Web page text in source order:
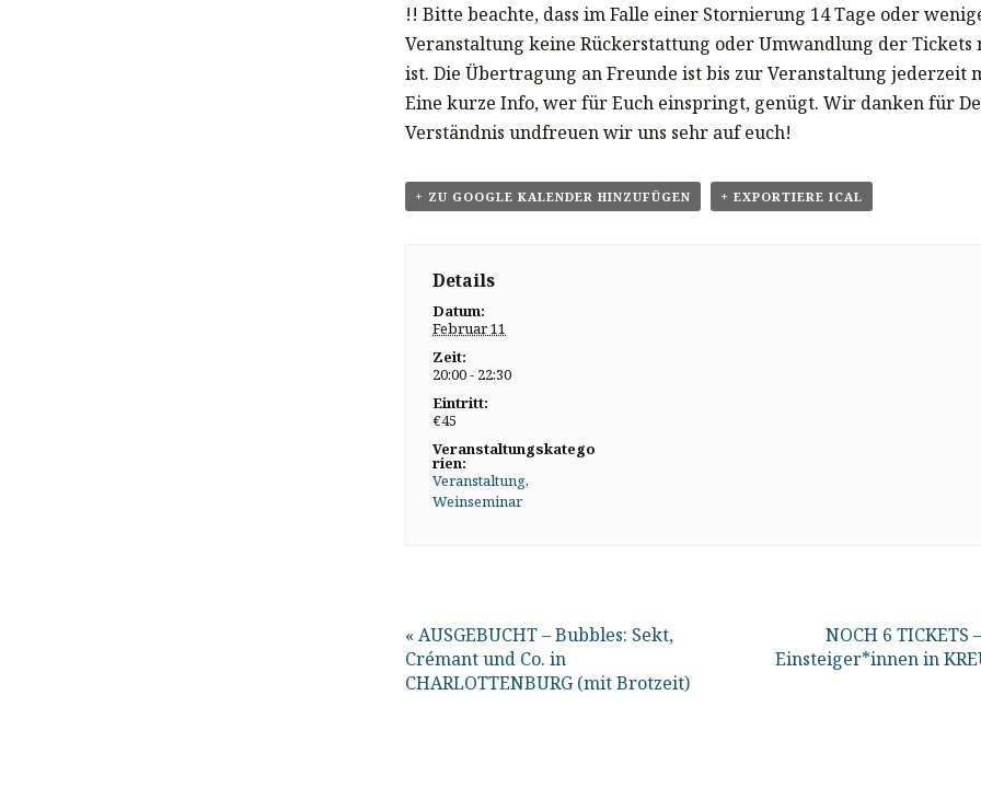
!! Bitte beachte, dass im Falle einer Stornierung 14 Tage oder
Veranstaltung keine Rückerstattung oder Umwandlung der Tickets
ist. Die Übertragung an Freunde ist bis zur Veranstaltung jederzeit
Eine kurze Info, wer für Euch einspringt, genügt. Wir danken für
Verständnis undfreuen wir uns sehr auf euch!
+ ZU GOOGLE KALENDER HINZUFÜGEN + EXPORTIERE ICAL
Details
Datum:
Februar 11
Zeit:
20:00 - 22:30
Eintritt:
€45
Veranstaltungskatego
rien:
Veranstaltung,
Weinseminar
« AUSGEBUCHT – Bubbles: Sekt,
Crémant und Co. in
CHARLOTTENBURG (mit Brotzeit)
NOCH 6 TICKETS
Einsteiger*innen in